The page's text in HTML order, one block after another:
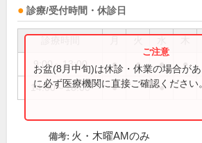
診療/受付時間・休診日
9:00～13:00 ● ● ● ●
14:00～18:00 ● ●
お盆(8月中旬)は休診・休業の場合が
に必ず医療機関に直接ご確認ください。
備考: 火・木曜AMのみ